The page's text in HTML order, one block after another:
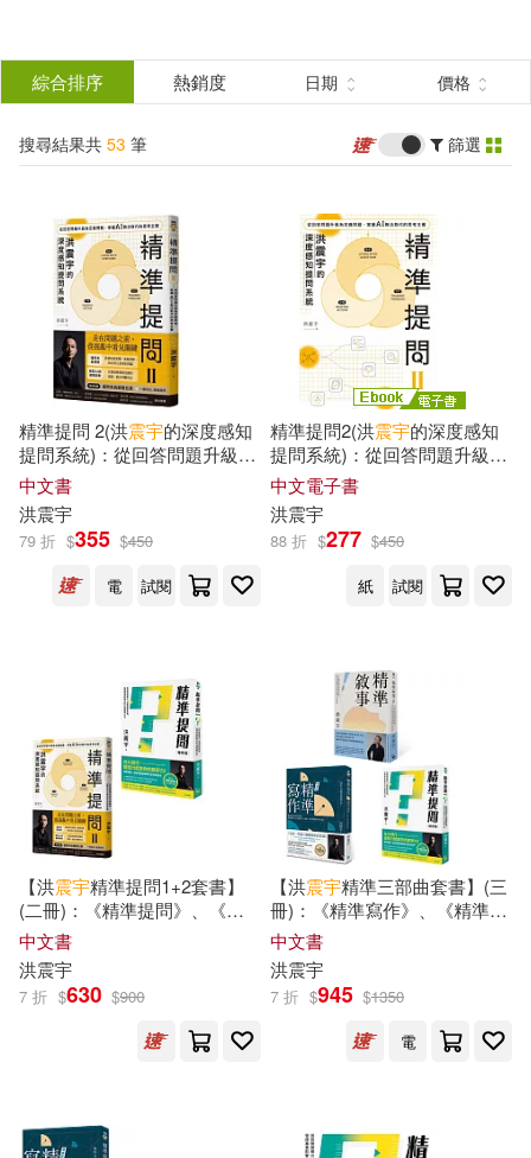
結
分類 (單選)
所有商品(53) 圖書(37)
電子書(11)
作者 (可複選)
洪震宇(42) 彭啟明(2)
彭啟明、李咸陽、洪震宇(2)
李咸陽(2)
洪震宇Ryan(2)
劉大年(1)
劉江彬、馮震宇、黃鈺婷、黃愛
倫、洪誠孝、林佳蓉(1)
吳懷晨(1) 姚淑儀(1)
張卉君(1) 張銘忠(1)
展開
(可複選)
漫遊者文化(15) 遠流(13)
天下雜誌(4) 時報出版(3)
聯經出版公司(3) 遍路文化(3)
我識地球村(2)
中國法制出版社(1)
中央廣播電視大學出版社(1)
展開
配送方式 (可複選)
綜合排序 熱銷度 日期 價格
搜尋結果共 53 筆 篩選
精準提問 2(洪震宇的深度感知
提問系統)：從回答問題升級為
定義問題，掌握 AI 無法取代的
思考主權
中文書
洪震宇
79 折 $355 $450
電
試閱
精準提問2(洪震宇的深度感知
提問系統)：從回答問題升級為
定義問題，掌握 AI 無法取代的
思考主權 (電子書)
中文電子書
洪震宇
88 折 $277 $450
紙
試閱
【洪震宇精準提問1+2套書】
(二冊)：《精準提問》、《精
準提問2》
中文書
洪震宇
7 折 $630 $900
【洪震宇精準三部曲套書】(三
冊)：《精準寫作》、《精準提
問》、《精準敘事》
中文書
洪震宇
7 折 $945 $1350
電